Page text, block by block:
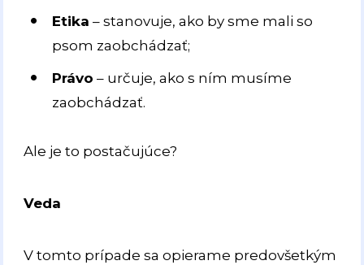
Etika – stanovuje, ako by sme mali so
psom zaobchádzať;
Právo – určuje, ako s ním musíme
zaobchádzať.
Ale je to postačujúce?
Veda
V tomto prípade sa opierame predovšetkým